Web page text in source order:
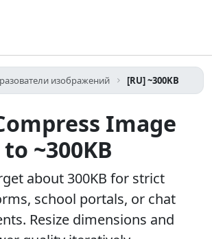
изображений [RU] ~300KB
Image
to ~300KB
about 300KB for strict
school portals, or chat
Resize dimensions and